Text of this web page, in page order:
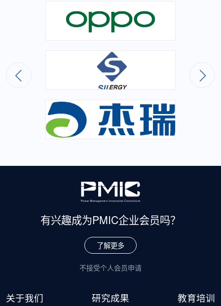
有兴趣成为PMIC企业会员吗？
了解更多
不接受个人会员申请
关于我们 研究成果 教育培训